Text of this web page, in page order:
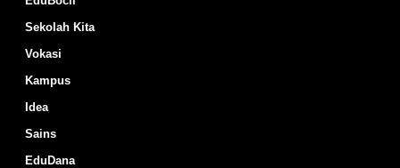
Sekolah Kita
Vokasi
Kampus
Idea
Sains
EduDana